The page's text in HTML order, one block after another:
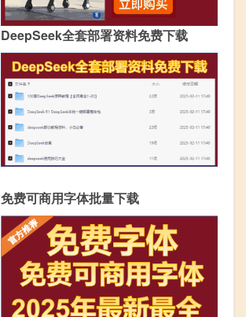
DeepSeek全套部署资料免费下载
免费可商用字体批量下载